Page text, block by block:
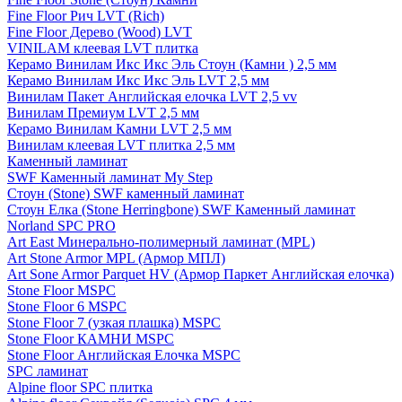
Fine Floor Рич LVT (Rich)
Fine Floor Дерево (Wood) LVT
VINILAM клеевая LVT плитка
Керамо Винилам Икс Икс Эль Стоун (Камни ) 2,5 мм
Керамо Винилам Икс Икс Эль LVT 2,5 мм
Винилам Пакет Английская елочка LVT 2,5 vv
Винилам Премиум LVT 2,5 мм
Керамо Винилам Камни LVT 2,5 мм
Винилам клеевая LVT плитка 2,5 мм
Каменный ламинат
SWF Каменный ламинат My Step
Стоун (Stone) SWF каменный ламинат
Стоун Елка (Stone Herringbone) SWF Каменный ламинат
Norland SPC PRO
Art East Минерально-полимерный ламинат (MPL)
Art Stone Armor MPL (Армор МПЛ)
Art Sone Armor Parquet HV (Армор Паркет Английская елочка)
Stone Floor MSPC
Stone Floor 6 MSPC
Stone Floor 7 (узкая плашка) MSPC
Stone Floor КАМНИ MSPC
Stone Floor Английская Елочка MSPC
SPC ламинат
Alpine floor SPC плитка